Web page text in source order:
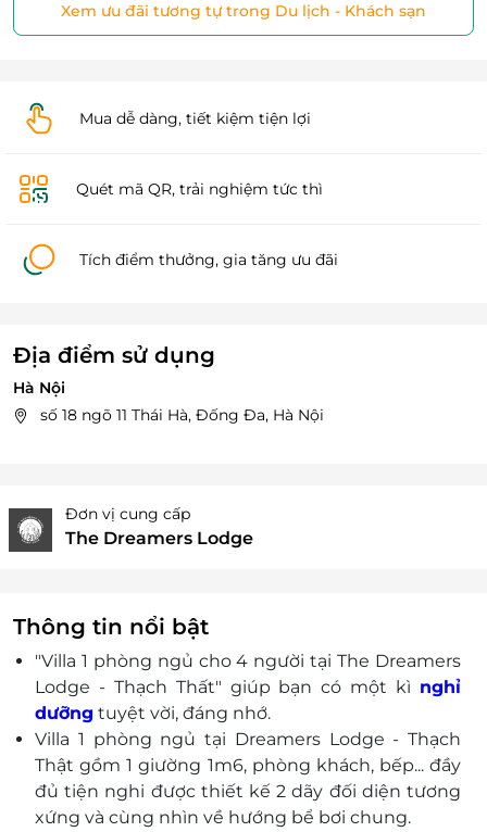
Xem ưu đãi tương tự trong Du lịch - Khách sạn
Mua dễ dàng, tiết kiệm tiện lợi
Quét mã QR, trải nghiệm tức thì
Tích điểm thưởng, gia tăng ưu đãi
Địa điểm sử dụng
Hà Nội
số 18 ngõ 11 Thái Hà, Đống Đa, Hà Nội
Đơn vị cung cấp
The Dreamers Lodge
Thông tin nổi bật
"Villa 1 phòng ngủ cho 4 người tại The Dreamers
Lodge - Thạch Thất" giúp bạn có một kì nghỉ
dưỡng tuyệt vời, đáng nhớ.
Villa 1 phòng ngủ tại Dreamers Lodge - Thạch
Thật gồm 1 giường 1m6, phòng khách, bếp... đầy
đủ tiện nghi được thiết kế 2 dãy đối diện tương
xứng và cùng nhìn về hướng bể bơi chung.